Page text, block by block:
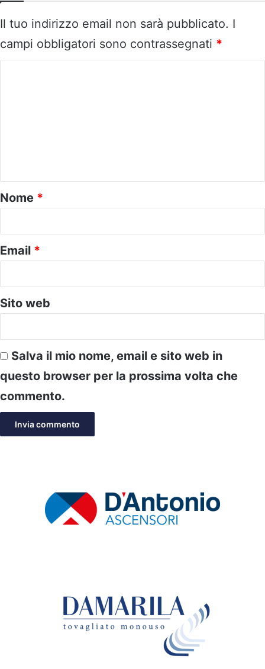
Il tuo indirizzo email non sarà pubblicato. I
campi obbligatori sono contrassegnati *
o
*
Nome *
Email *
Sito web
Salva il mio nome, email e sito web in
questo browser per la prossima volta che
commento.